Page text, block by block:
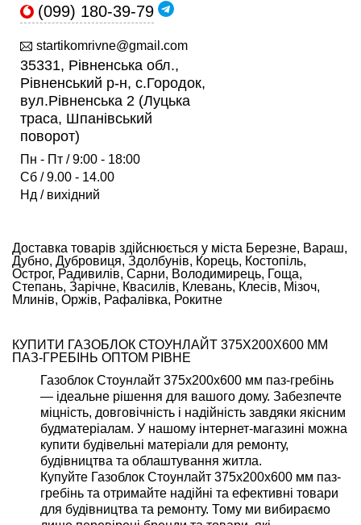
(099) 180-39-79
startikomrivne@gmail.com
35331, Рівненська обл.,
Рівненський р-н, с.Городок,
вул.Рівненська 2 (Луцька
траса, Шпанівський
поворот)
Пн - Пт / 9:00 - 18:00
Сб / 9.00 - 14.00
Нд / вихідний
Доставка товарів здійснюється у міста Березне, Вараш,
Дубно, Дубровиця, Здолбунів, Корець, Костопіль,
Острог, Радивилів, Сарни, Володимирець, Гоща,
Степань, Зарічне, Квасилів, Клевань, Клесів, Мізоч,
Млинів, Оржів, Рафалівка, Рокитне
КУПИТИ ГАЗОБЛОК СТОУНЛАЙТ 375X200X600 ММ
ПАЗ-ГРЕБІНЬ ОПТОМ РІВНЕ
Газоблок Стоунлайт 375x200x600 мм паз-гребінь
— ідеальне рішення для вашого дому. Забезпечте
міцність, довговічність і надійність завдяки якісним
будматеріалам. У нашому інтернет-магазині можна
купити будівельні матеріали для ремонту,
будівництва та облаштування житла.
Купуйте Газоблок Стоунлайт 375x200x600 мм паз-
гребінь та отримайте надійні та ефективні товари
для будівництва та ремонту. Тому ми вибираємо